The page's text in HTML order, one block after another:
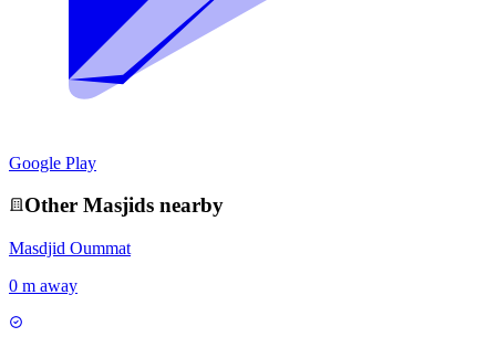
Google Play
Other Masjids nearby
Masdjid Oummat
0 m away